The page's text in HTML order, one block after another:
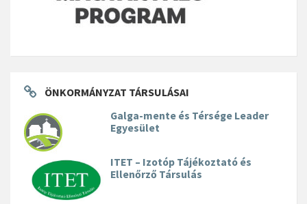
ÖNKORMÁNYZAT TÁRSULÁSAI
Galga-mente és Térsége Leader
Egyesület
ITET – Izotóp Tájékoztató és
Ellenőrző Társulás